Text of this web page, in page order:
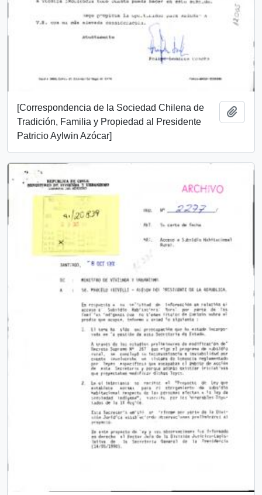
[Correspondencia de la Sociedad Chilena de
Tradición, Familia y Propiedad al Presidente
Patricio Aylwin Azócar]